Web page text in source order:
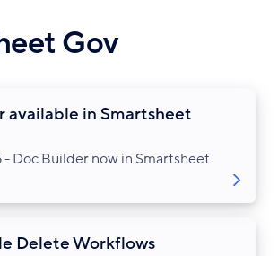
Gov
available in Smartsheet
- Doc Builder now in Smartsheet
Delete Workflows